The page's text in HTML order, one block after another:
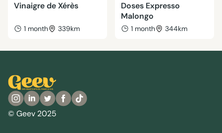
Vinaigre de Xérès
1 month 339km
Doses Expresso
Malongo
1 month 344km
© Geev 2025